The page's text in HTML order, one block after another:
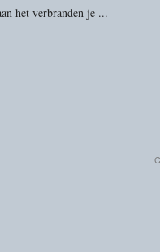
het verbranden je ...